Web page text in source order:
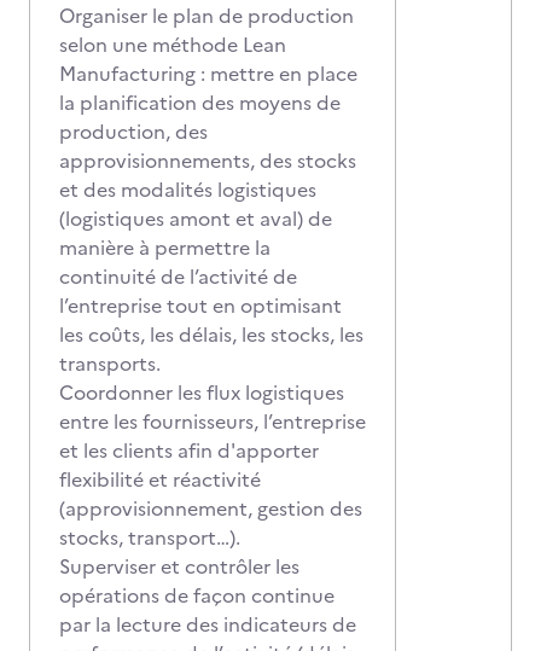
Organiser le plan de production
selon une méthode Lean
Manufacturing : mettre en place
la planification des moyens de
production, des
approvisionnements, des stocks
et des modalités logistiques
(logistiques amont et aval) de
manière à permettre la
continuité de l’activité de
l’entreprise tout en optimisant
les coûts, les délais, les stocks, les
transports.
Coordonner les flux logistiques
entre les fournisseurs, l’entreprise
et les clients afin d'apporter
flexibilité et réactivité
(approvisionnement, gestion des
stocks, transport…).
Superviser et contrôler les
opérations de façon continue
par la lecture des indicateurs de